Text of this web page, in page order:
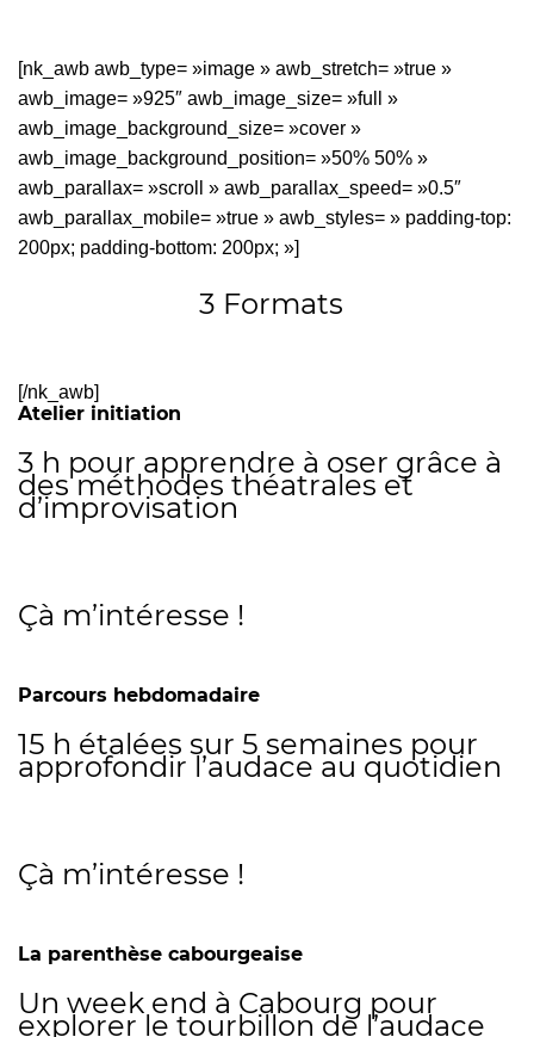
[nk_awb awb_type= »image » awb_stretch= »true »
awb_image= »925″ awb_image_size= »full »
awb_image_background_size= »cover »
awb_image_background_position= »50% 50% »
awb_parallax= »scroll » awb_parallax_speed= »0.5″
awb_parallax_mobile= »true » awb_styles= » padding-top:
200px; padding-bottom: 200px; »]
3 Formats
[/nk_awb]
Atelier initiation
3 h pour apprendre à oser grâce à
des méthodes théatrales et
d’improvisation
Çà m’intéresse !
Parcours hebdomadaire
15 h étalées sur 5 semaines pour
approfondir l’audace au quotidien
Çà m’intéresse !
La parenthèse cabourgeaise
Un week end à Cabourg pour
explorer le tourbillon de l’audace